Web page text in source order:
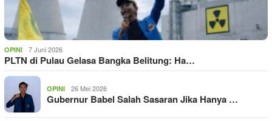
OPINI 7 Juni 2026
PLTN di Pulau Gelasa Bangka Belitung: Ha…
OPINI 26 Mei 2026
Gubernur Babel Salah Sasaran Jika Hanya …